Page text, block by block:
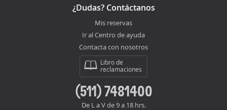
¿Dudas? Contáctanos
Mis reservas
Ir al Centro de ayuda
Contacta con nosotros
Libro de
reclamaciones
(511) 7481400
De L a V de 9 a 18 hrs.